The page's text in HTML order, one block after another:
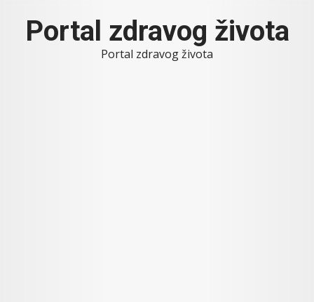
contentPortal zdravog života
Portal zdravog života